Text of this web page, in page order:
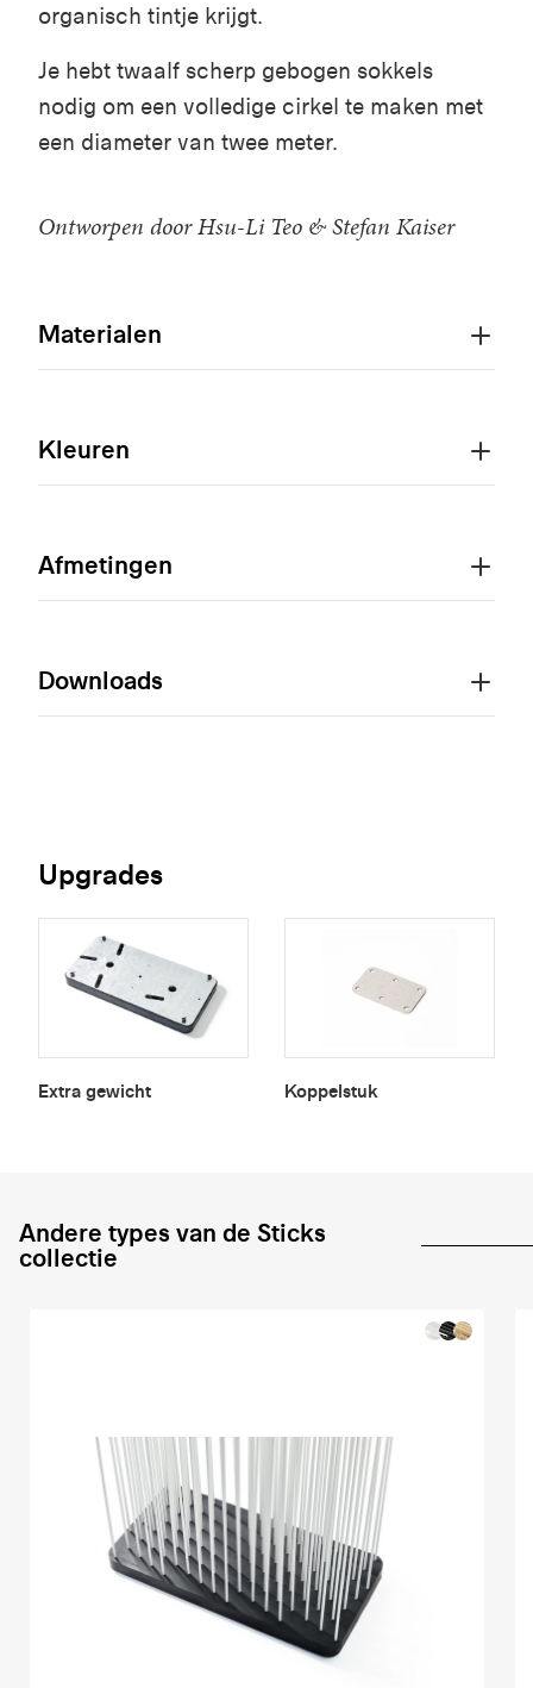
organisch tintje krijgt.
Je hebt twaalf scherp gebogen sokkels
nodig om een volledige cirkel te maken met
een diameter van twee meter.
Ontworpen door Hsu-Li Teo & Stefan Kaiser
Materialen
Kleuren
Afmetingen
Downloads
Upgrades
Extra gewicht Koppelstuk
Andere types van de Sticks
collectie